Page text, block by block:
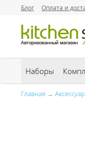
Блог Оплата и
Наборы
Главная →